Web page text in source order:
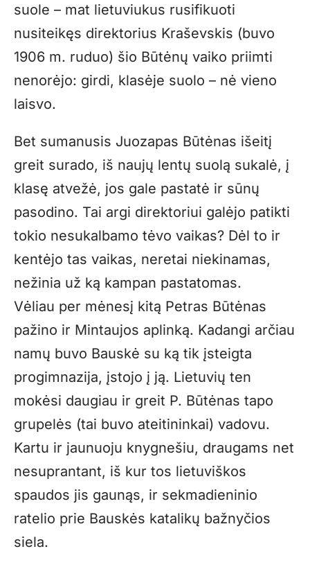
suole – mat lietuviukus rusifikuoti
nusiteikęs direktorius Kraševskis (buvo
1906 m. ruduo) šio Būtėnų vaiko priimti
nenorėjo: girdi, klasėje suolo – nė vieno
laisvo.
Bet sumanusis Juozapas Būtėnas išeitį
greit surado, iš naujų lentų suolą sukalė, į
klasę atvežė, jos gale pastatė ir sūnų
pasodino. Tai argi direktoriui galėjo patikti
tokio nesukalbamo tėvo vaikas? Dėl to ir
kentėjo tas vaikas, neretai niekinamas,
nežinia už ką kampan pastatomas.
Vėliau per mėnesį kitą Petras Būtėnas
pažino ir Mintaujos aplinką. Kadangi arčiau
namų buvo Bauskė su ką tik įsteigta
progimnazija, įstojo į ją. Lietuvių ten
mokėsi daugiau ir greit P. Būtėnas tapo
grupelės (tai buvo ateitininkai) vadovu.
Kartu ir jaunuoju knygnešiu, draugams net
nesuprantant, iš kur tos lietuviškos
spaudos jis gaunąs, ir sekmadieninio
ratelio prie Bauskės katalikų bažnyčios
siela.